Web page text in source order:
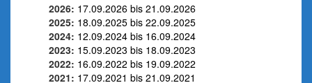
2026: 17.09.2026 bis 21.09.2026
2025: 18.09.2025 bis 22.09.2025
2024: 12.09.2024 bis 16.09.2024
2023: 15.09.2023 bis 18.09.2023
2022: 16.09.2022 bis 19.09.2022
2021: 17.09.2021 bis 21.09.2021